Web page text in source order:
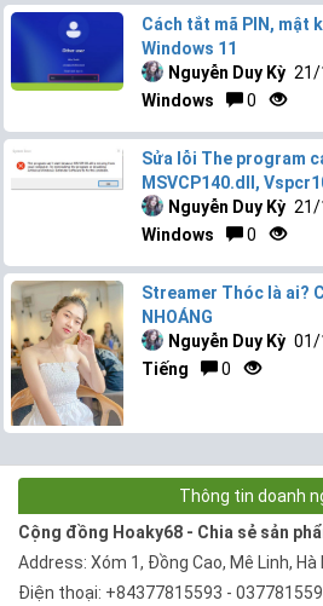
Cách tắt mã PIN, mật
Windows 11
Nguyễn Duy Kỳ 21/
Windows
0
Sửa lỗi The program
MSVCP140.dll,
Nguyễn Duy Kỳ 21/
Windows
0
Streamer Thóc là ai?
NHOÁNG
Nguyễn Duy Kỳ 01/
Tiếng
0
Thông tin doanh
Cộng đồng Hoaky68 - Chia sẻ sản
Address: Xóm 1, Đồng Cao, Mê Linh, Hà
Điện thoại: +84377815593 -